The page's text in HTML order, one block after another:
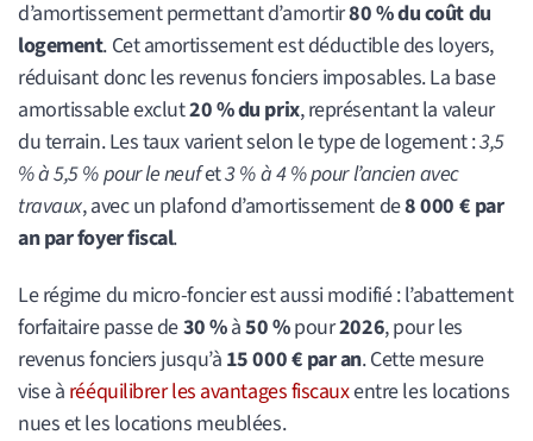
d’amortissement permettant d’amortir80 % du coût du
logement. Cet amortissement est déductible des loyers,
réduisant donc les revenus fonciers imposables. La base
amortissable exclut20 % du prix, représentant la valeur
du terrain. Les taux varient selon le type de logement :3,5
% à 5,5 % pour le neufet3 % à 4 % pour l’ancien avec
travaux, avec un plafond d’amortissement de8 000 € par
an par foyer fiscal.
Le régime du micro-foncier est aussi modifié : l’abattement
forfaitaire passe de30 %à50 %pour2026, pour les
revenus fonciers jusqu’à 15 000 € par an. Cette mesure
vise à rééquilibrer les avantages fiscauxentre les locations
nues et les locations meublées.